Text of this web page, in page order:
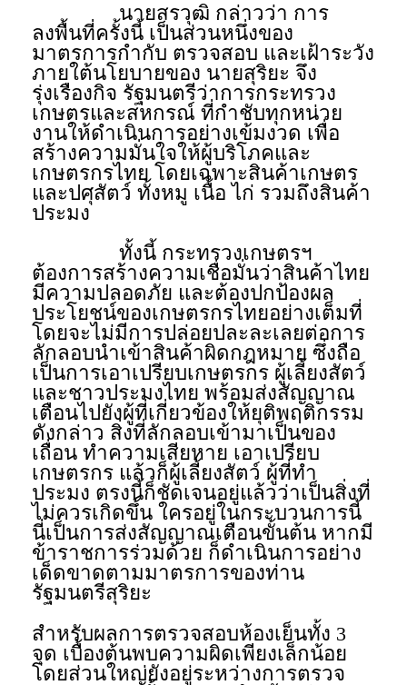
นายสรวุฒิ กล่าวว่า การ
ลงพื้นที่ครั้งนี้ เป็นส่วนหนึ่งของ
มาตรการกำกับ ตรวจสอบ และเฝ้าระวัง
ภายใต้นโยบายของ นายสุริยะ จึง
รุ่งเรืองกิจ รัฐมนตรีว่าการกระทรวง
เกษตรและสหกรณ์ ที่กำชับทุกหน่วย
งานให้ดำเนินการอย่างเข้มงวด เพื่อ
สร้างความมั่นใจให้ผู้บริโภคและ
เกษตรกรไทย โดยเฉพาะสินค้าเกษตร
และปศุสัตว์ ทั้งหมู เนื้อ ไก่ รวมถึงสินค้า
ประมง
ทั้งนี้ กระทรวงเกษตรฯ
ต้องการสร้างความเชื่อมั่นว่าสินค้าไทย
มีความปลอดภัย และต้องปกป้องผล
ประโยชน์ของเกษตรกรไทยอย่างเต็มที่
โดยจะไม่มีการปล่อยปละละเลยต่อการ
ลักลอบนำเข้าสินค้าผิดกฎหมาย ซึ่งถือ
เป็นการเอาเปรียบเกษตรกร ผู้เลี้ยงสัตว์
และชาวประมงไทย พร้อมส่งสัญญาณ
เตือนไปยังผู้ที่เกี่ยวข้องให้ยุติพฤติกรรม
ดังกล่าว สิ่งที่ลักลอบเข้ามาเป็นของ
เถื่อน ทำความเสียหาย เอาเปรียบ
เกษตรกร แล้วก็ผู้เลี้ยงสัตว์ ผู้ที่ทำ
ประมง ตรงนี้ก็ชัดเจนอยู่แล้วว่าเป็นสิ่งที่
ไม่ควรเกิดขึ้น ใครอยู่ในกระบวนการนี้
นี่เป็นการส่งสัญญาณเตือนขั้นต้น หากมี
ข้าราชการร่วมด้วย ก็ดำเนินการอย่าง
เด็ดขาดตามมาตรการของท่าน
รัฐมนตรีสุริยะ
สำหรับผลการตรวจสอบห้องเย็นทั้ง 3
จุด เบื้องต้นพบความผิดเพียงเล็กน้อย
โดยส่วนใหญ่ยังอยู่ระหว่างการตรวจ